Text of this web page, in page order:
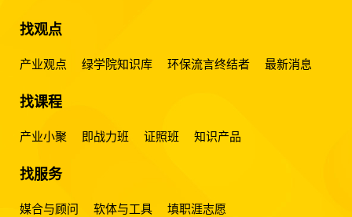
找观点
产业观点 绿学院知识库 环保流言终结者 最新消息
找课程
产业小聚 即战力班 证照班 知识产品
找服务
媒合与顾问 软体与工具 填职涯志愿